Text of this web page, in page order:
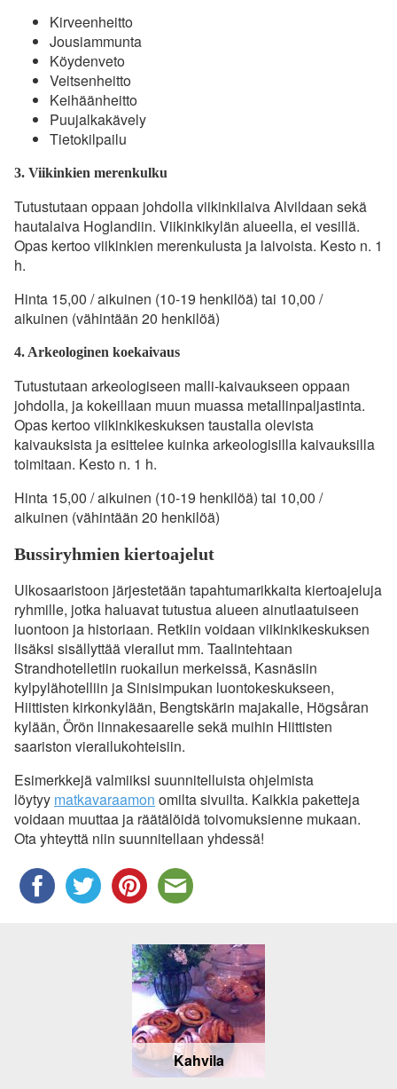
Kirveenheitto
Jousiammunta
Köydenveto
Veitsenheitto
Keihäänheitto
Puujalkakävely
Tietokilpailu
3. Viikinkien merenkulku
Tutustutaan oppaan johdolla viikinkilaiva Alvildaan sekä
hautalaiva Hoglandiin. Viikinkikylän alueella, ei vesillä.
Opas kertoo viikinkien merenkulusta ja laivoista. Kesto n. 1
h.
Hinta 15,00 / aikuinen (10-19 henkilöä) tai 10,00 /
aikuinen (vähintään 20 henkilöä)
4. Arkeologinen koekaivaus
Tutustutaan arkeologiseen malli-kaivaukseen oppaan
johdolla, ja kokeillaan muun muassa metallinpaljastinta.
Opas kertoo viikinkikeskuksen taustalla olevista
kaivauksista ja esittelee kuinka arkeologisilla kaivauksilla
toimitaan. Kesto n. 1 h.
Hinta 15,00 / aikuinen (10-19 henkilöä) tai 10,00 /
aikuinen (vähintään 20 henkilöä)
Bussiryhmien kiertoajelut
Ulkosaaristoon järjestetään tapahtumarikkaita kiertoajeluja
ryhmille, jotka haluavat tutustua alueen ainutlaatuiseen
luontoon ja historiaan. Retkiin voidaan viikinkikeskuksen
lisäksi sisällyttää vierailut mm. Taalintehtaan
Strandhotelletiin ruokailun merkeissä, Kasnäsiin
kylpylähotelliin ja Sinisimpukan luontokeskukseen,
Hiittisten kirkonkylään, Bengtskärin majakalle, Högsåran
kylään, Örön linnakesaarelle sekä muihin Hiittisten
saariston vierailukohteisiin.
Esimerkkejä valmiiksi suunnitelluista ohjelmista
löytyy matkavaraamon omilta sivuilta. Kaikkia paketteja
voidaan muuttaa ja räätälöidä toivomuksienne mukaan.
Ota yhteyttä niin suunnitellaan yhdessä!
Kahvila